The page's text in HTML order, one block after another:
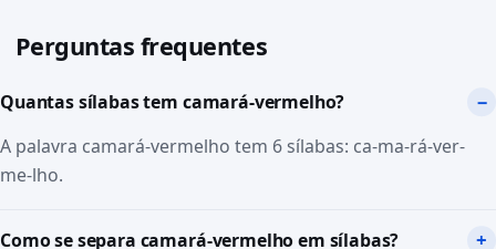
Perguntas frequentes
Quantas sílabas tem camará-vermelho?
A palavra camará-vermelho tem 6 sílabas: ca-ma-rá-ver-
me-lho.
Como se separa camará-vermelho em sílabas?